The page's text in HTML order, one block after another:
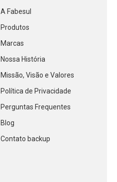
A Fabesul
Produtos
Marcas
Nossa História
Missão, Visão e Valores
Política de Privacidade
Perguntas Frequentes
Blog
Contato backup